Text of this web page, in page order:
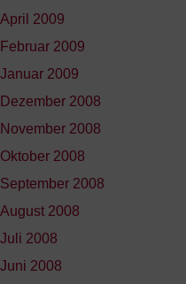
April 2009
Februar 2009
Januar 2009
Dezember 2008
November 2008
Oktober 2008
September 2008
August 2008
Juli 2008
Juni 2008